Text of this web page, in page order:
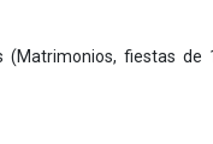
fiestas de